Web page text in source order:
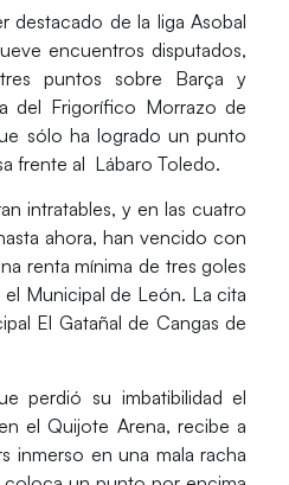
destacado de la liga Asobal
encuentros disputados,
puntos sobre Barça y
del Frigorífico Morrazo de
sólo ha logrado un punto
frente al Lábaro Toledo.
intratables, y en las cuatro
ahora, han vencido con
renta mínima de tres goles
Municipal de León. La cita
El Gatañal de Cangas de
perdió su imbatibilidad el
el Quijote Arena, recibe a
inmerso en una mala racha